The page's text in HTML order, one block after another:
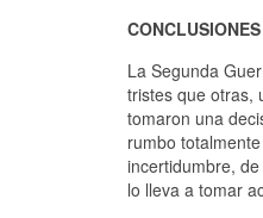
CONCLUSIONES
La Segunda
tristes que otras,
tomaron una
rumbo
incertidumbre,
lo lleva a tomar